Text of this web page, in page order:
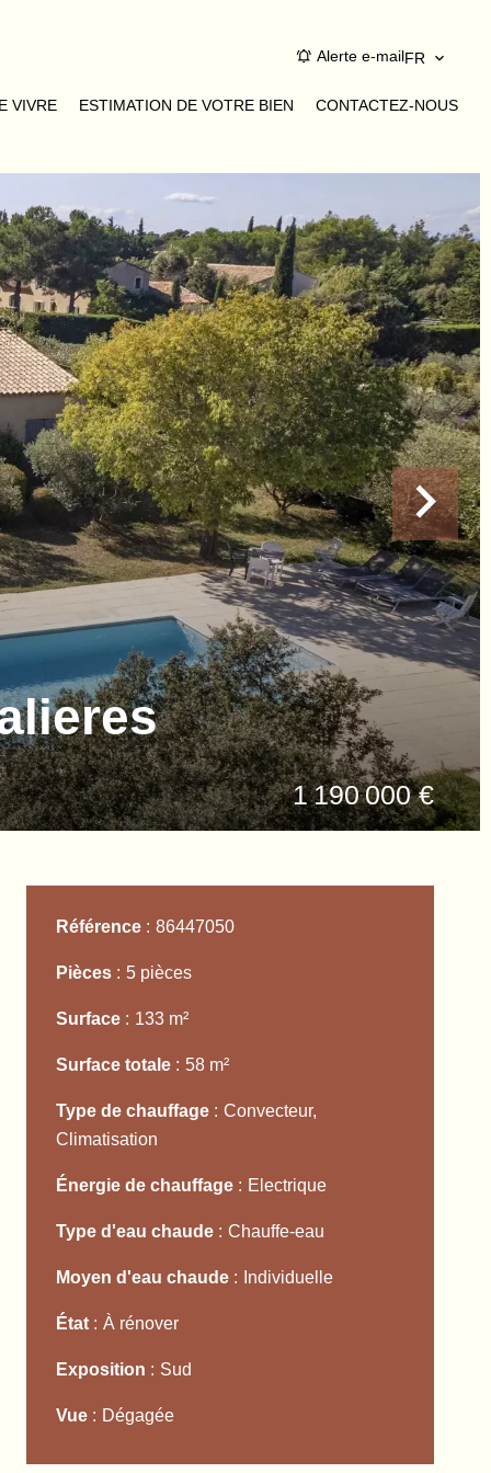
Alerte e-mailFR
VIVRE ESTIMATION DE VOTRE BIEN CONTACTEZ-NOUS
1 190 000 €
Référence 86447050
Pièces 5 pièces
Surface 133 m²
Surface totale 58 m²
Type de chauffage
Convecteur,
Climatisation
Énergie de chauffage Electrique
Type d'eau chaude Chauffe-eau
Moyen d'eau chaude Individuelle
État À rénover
Exposition Sud
Vue Dégagée